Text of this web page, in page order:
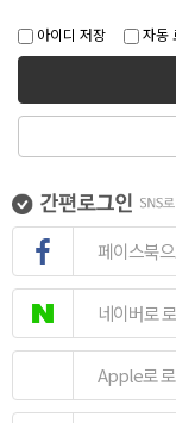
아이디 저장 자동
페이스북
네이버로
Apple로